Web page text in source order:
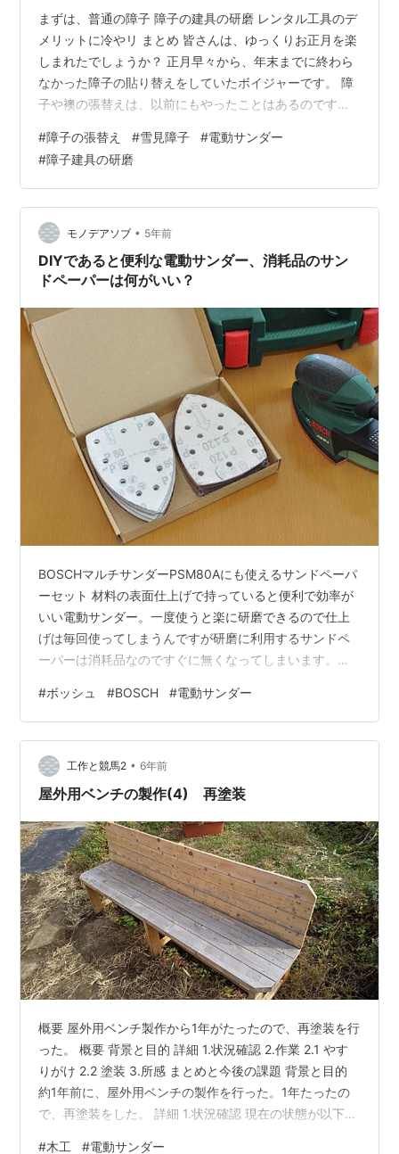
まずは、普通の障子 障子の建具の研磨 レンタル工具のデ
メリットに冷やリ まとめ 皆さんは、ゆっくりお正月を楽
しまれたでしょうか？ 正月早々から、年末までに終わら
なかった障子の貼り替えをしていたボイジャーです。 障
子や襖の張替えは、以前にもやったことはあるのです
子の張替えは経験がなく、初チャレンジになります。 雪
見障子は、ご存じの方も多いとは思いますが、こんな障
子です。 障子の下半分が上に可動するようになってい
て、下半分の障子を上にあげた時に寒くないように、ガ
ラスがはめ込まれています。 また、建具が古くなって小
傷があったり、色が茶色になっているの…
#障子の張替え #雪見障子 #電動サンダー
#障子建具の研磨
モノデアソブ • 5年前
DIYであると便利な電動サンダー、消耗品のサン
ドペーパーは何がいい？
BOSCHマルチサンダーPSM80Aにも使えるサンドペーパ
ーセット 材料の表面仕上げで持っていると便利で効率が
いい電動サンダー。一度使うと楽に研磨できるので仕上
げは毎回使ってしまうんですが研磨に利用するサンドペ
ーパーは消耗品なのですぐに無くなってしまいます。う
んマルチサンダー PSM80Aなんですがサンドペーパーは
何を買ったらいいのか。 アマゾンで探して今回は
「Akuoly サンドペーパー 56枚 サンダー用サンディング
パット」を購入。説明では特にBOSCH PSM80Aで使え
るという説明はありませんが、形状からして使えそうだ
#ボッシュ #BOSCH #電動サンダー
工作と競馬2 • 6年前
屋外用ベンチの製作(4) 再塗装
概要 屋外用ベンチ製作から1年がたったので、再塗装を行
った。 概要 背景と目的 詳細 1.状況確認 2.作業 2.1 やす
りがけ 2.2 塗装 3.所感 まとめと今後の課題 背景と目的
約1年前に、屋外用ベンチの製作を行った。1年たったの
で、再塗装をした。 詳細 1.状況確認 現在の状態が以下。
#木工 #電動サンダー